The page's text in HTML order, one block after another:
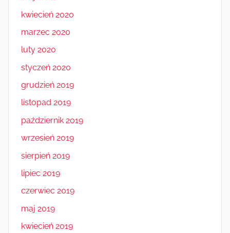
kwiecień 2020
marzec 2020
luty 2020
styczeń 2020
grudzień 2019
listopad 2019
październik 2019
wrzesień 2019
sierpień 2019
lipiec 2019
czerwiec 2019
maj 2019
kwiecień 2019